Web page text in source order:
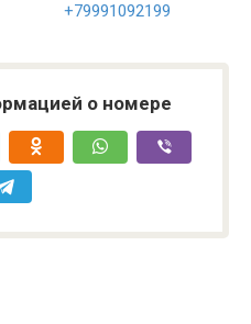
+79991092199
о номере